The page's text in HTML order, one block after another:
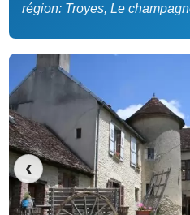
région: Troyes, Le
‹